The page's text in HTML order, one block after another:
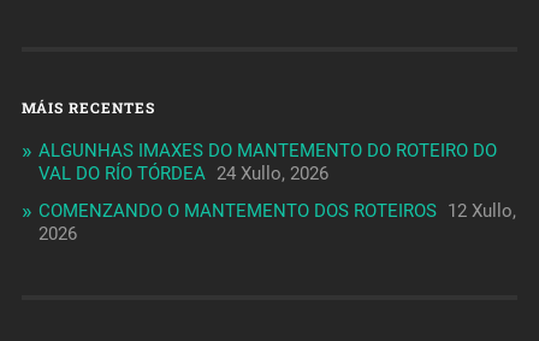
MÁIS RECENTES
ALGUNHAS IMAXES DO MANTEMENTO DO ROTEIRO DO
VAL DO RÍO TÓRDEA 24 Xullo, 2026
COMENZANDO O MANTEMENTO DOS ROTEIROS 12 Xullo,
2026